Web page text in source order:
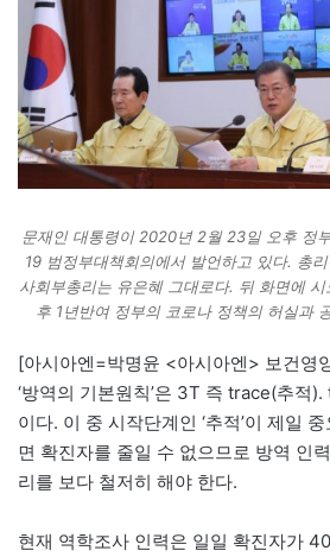
문재인 대통령이 2020년 2월 23일 오후 정
19 범정부대책회의에서 발언하고 있다. 총
사회부총리는 유은혜 그대로다. 뒤 화면에
후 1년반여 정부의 코로나 정책의 허실과
[아시아엔=박명윤 <아시아엔> 보건영
‘방역의 기본원칙’은 3T 즉 trace(추적
이다. 이 중 시작단계인 ‘추적’이 제일
면 확진자를 줄일 수 없으므로 방역 인
리를 보다 철저히 해야 한다.
현재 역학조사 인력은 일일 확진자가